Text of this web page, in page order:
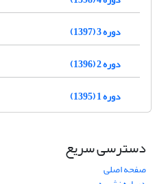
دوره 3 (1397)
دوره 2 (1396)
دوره 1 (1395)
دسترسی سریع
صفحه اصلی